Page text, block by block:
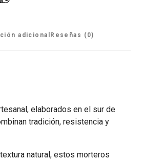
adicional Reseñas (0)
elaborados en el sur de
tradición, resistencia y
natural, estos morteros